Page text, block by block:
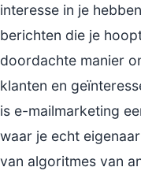
interesse in je
berichten die je
doordachte manier
klanten en
is e-mailmarketing
waar je echt
van algoritmes van